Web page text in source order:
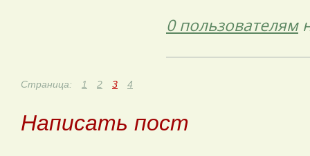
0 пользователям
Страница: 1 2 3 4
Написать пост